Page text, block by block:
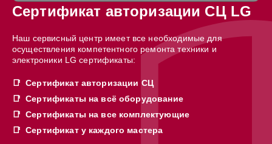
Сертификат авторизации СЦ LG
Наш сервисный центр имеет все необходимые для
осуществления компетентного ремонта техники и
электроники LG сертификаты:
Сертификат авторизации СЦ
Сертификаты на всё оборудование
Сертификаты на все комплектующие
Сертификат у каждого мастера